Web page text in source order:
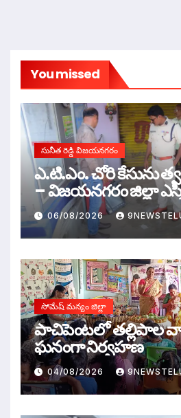
You missed
సునీత రెడ్డి విజయనగరం
ఎ.టి.ఎం. చోరి కేసును
– విజయనగరం జిల్లా
ఎ.ఆర్.దామోదర్,ఐపిఎస్
06/08/2026
సోమేష్ మన్యం జిల్లా
పాచిపెంటలో తల్లిపాల
ఘనంగా నిర్వహణ
04/08/2026